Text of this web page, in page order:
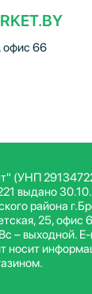
офис 66
(УНП
выдано
района
25, офис
– выходной. E-
носит